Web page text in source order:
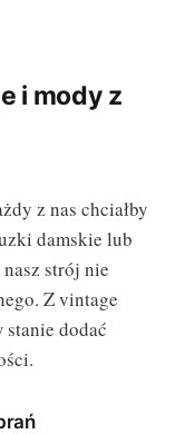
i mody z
z nas chciałby
damskie lub
strój nie
Z vintage
dodać